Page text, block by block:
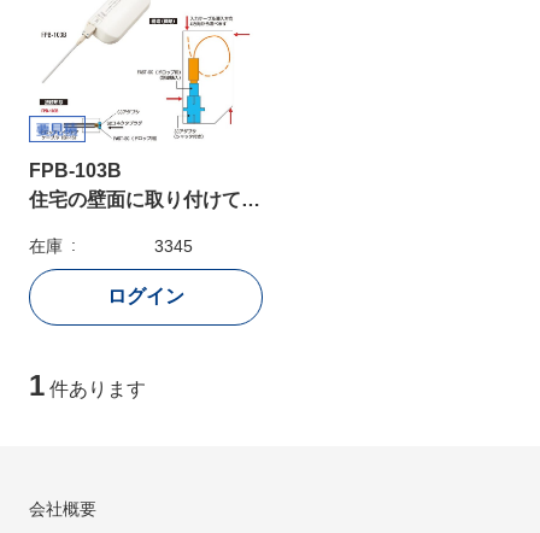
FPB-103B
住宅の壁面に取り付けて使用され、FAST-SC（ドロップ用）を収納する光ローゼット
在庫 3345
1 件あります
会社概要